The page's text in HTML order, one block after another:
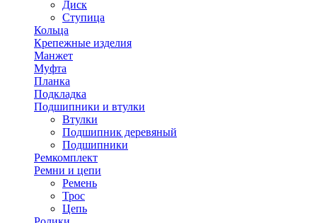
Диск
Ступица
Кольца
Крепежные изделия
Манжет
Муфта
Планка
Подкладка
Подшипники и втулки
Втулки
Подшипник деревяный
Подшипники
Ремкомплект
Ремни и цепи
Ремень
Трос
Цепь